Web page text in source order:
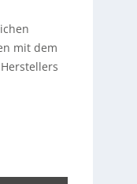
mit dem